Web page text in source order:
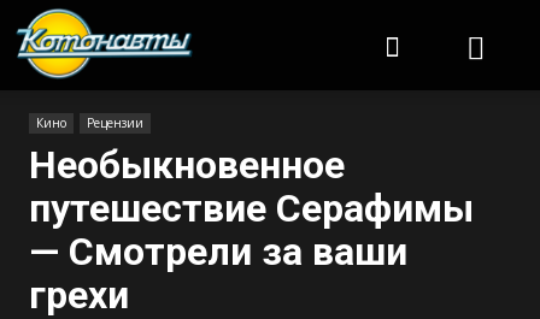
Кино Рецензии
Необыкновенное
путешествие Серафимы
— Смотрели за ваши
грехи